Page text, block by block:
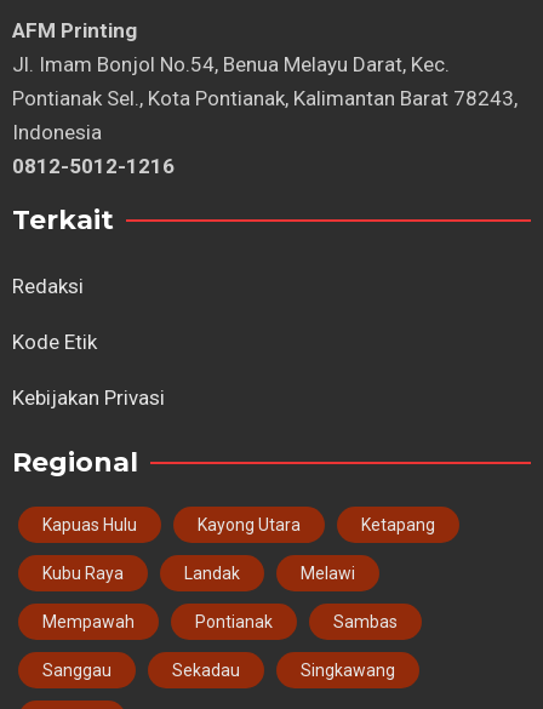
AFM Printing
⁠Jl. Imam Bonjol No.54, Benua Melayu Darat, Kec.
Pontianak Sel., Kota Pontianak, Kalimantan Barat 78243,
Indonesia
0812-5012-1216
Terkait
Redaksi
Kode Etik
Kebijakan Privasi
Regional
Kapuas Hulu Kayong Utara Ketapang
Kubu Raya Landak Melawi
Mempawah Pontianak Sambas
Sanggau Sekadau Singkawang